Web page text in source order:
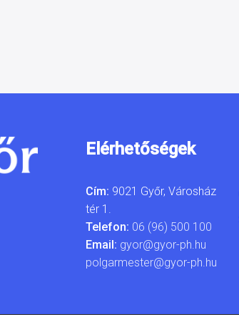
Elérhetőségek
Cím: 9021 Győr, Városház
tér 1.
Telefon: 06 (96) 500 100
Email: gyor@gyor-ph.hu
polgarmester@gyor-ph.hu